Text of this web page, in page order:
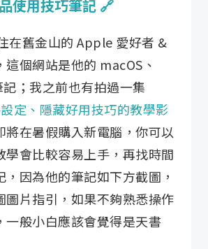
使用技巧筆記 🔗
在舊金山的 Apple 愛好者 &
個網站是他的 macOS、
記；我之前也有拍過一集
定、隱藏好用技巧的教學影
將在暑假購入新電腦，你可以
學會比較容易上手，再找時間
，因為他的筆記如下方截圖，
圖片指引，如果不夠熟悉操作
一般小白應該會覺得是天書